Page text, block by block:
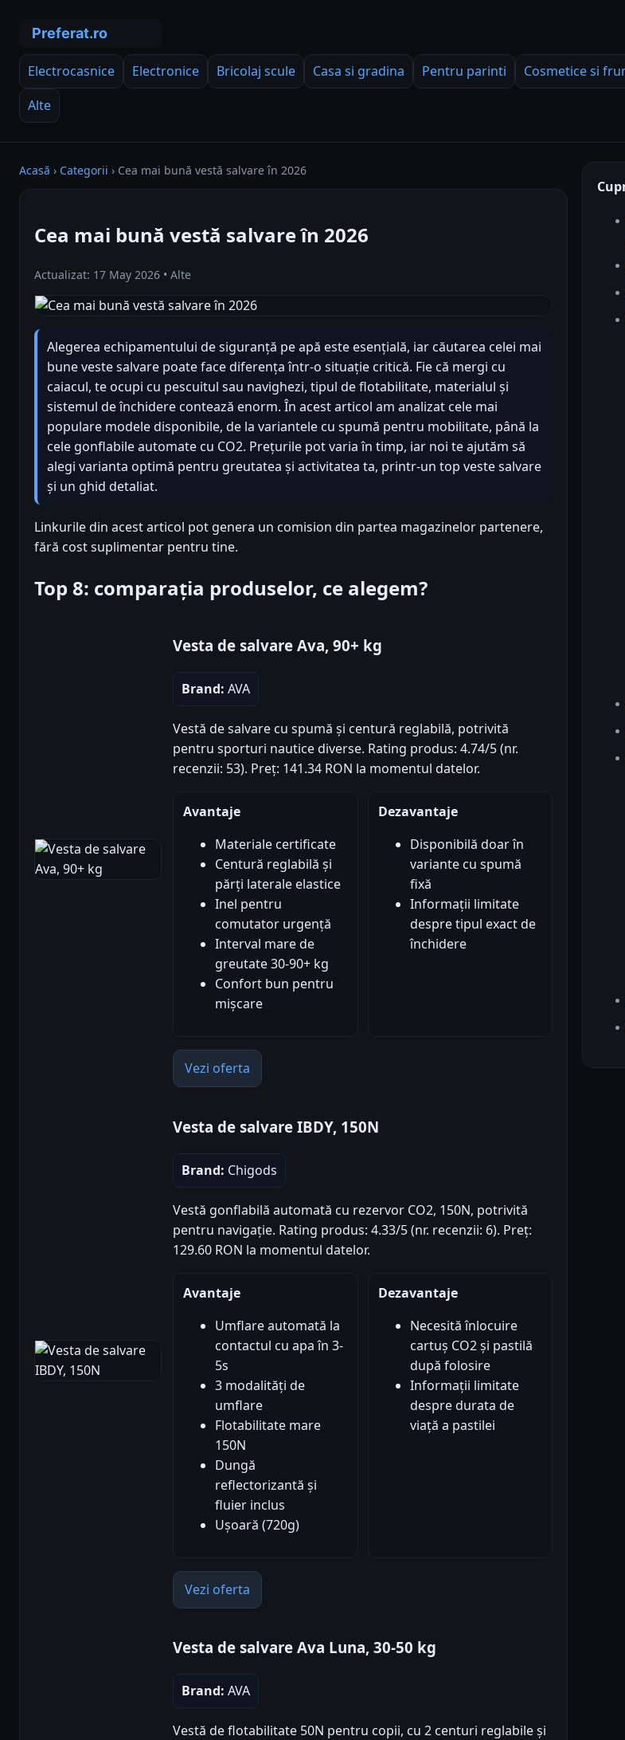
Electrocasnice Electronice Bricolaj scule Casa si gradina Pentru parinti Cosmetice si
Alte
Acasă › Categorii › Cea mai bună vestă salvare în 2026
Cea mai bună vestă salvare în 2026
Actualizat: 17 May 2026 • Alte
Alegerea echipamentului de siguranță pe apă este esențială, iar căutarea celei mai
bune veste salvare poate face diferența într-o situație critică. Fie că mergi cu
caiacul, te ocupi cu pescuitul sau navighezi, tipul de flotabilitate, materialul și
sistemul de închidere contează enorm. În acest articol am analizat cele mai
populare modele disponibile, de la variantele cu spumă pentru mobilitate, până la
cele gonflabile automate cu CO2. Prețurile pot varia în timp, iar noi te ajutăm să
alegi varianta optimă pentru greutatea și activitatea ta, printr-un top veste salvare
și un ghid detaliat.
Linkurile din acest articol pot genera un comision din partea magazinelor partenere,
fără cost suplimentar pentru tine.
Top 8: comparația produselor, ce alegem?
Vesta de salvare Ava, 90+ kg
Brand: AVA
Vestă de salvare cu spumă și centură reglabilă, potrivită
pentru sporturi nautice diverse. Rating produs: 4.74/5 (nr.
recenzii: 53). Preț: 141.34 RON la momentul datelor.
Avantaje
Materiale certificate
Centură reglabilă și
părți laterale elastice
Inel pentru
comutator urgență
Interval mare de
greutate 30-90+ kg
Confort bun pentru
mișcare
Dezavantaje
Disponibilă doar în
variante cu spumă
fixă
Informații limitate
despre tipul exact de
închidere
Vezi oferta
Vesta de salvare IBDY, 150N
Brand: Chigods
Vestă gonflabilă automată cu rezervor CO2, 150N, potrivită
pentru navigație. Rating produs: 4.33/5 (nr. recenzii: 6). Preț:
129.60 RON la momentul datelor.
Avantaje
Umflare automată la
contactul cu apa în 3-
5s
3 modalități de
umflare
Flotabilitate mare
150N
Dungă
reflectorizantă și
fluier inclus
Ușoară (720g)
Dezavantaje
Necesită înlocuire
cartuș CO2 și pastilă
după folosire
Informații limitate
despre durata de
viață a pastilei
Vezi oferta
Vesta de salvare Ava Luna, 30-50 kg
Brand: AVA
Vestă de flotabilitate 50N pentru copii, cu 2 centuri reglabile și